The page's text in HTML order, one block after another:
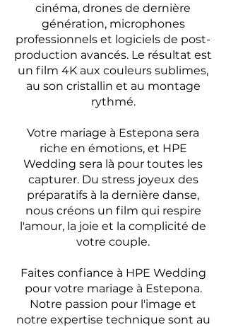
cinéma, drones de dernière
génération, microphones
professionnels et logiciels de post-
production avancés. Le résultat est
un film 4K aux couleurs sublimes,
au son cristallin et au montage
rythmé.
Votre mariage à Estepona sera
riche en émotions, et HPE
Wedding sera là pour toutes les
capturer. Du stress joyeux des
préparatifs à la dernière danse,
nous créons un film qui respire
l'amour, la joie et la complicité de
votre couple.
Faites confiance à HPE Wedding
pour votre mariage à Estepona.
Notre passion pour l'image et
notre expertise technique sont au